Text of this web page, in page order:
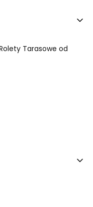
Tarasowe od